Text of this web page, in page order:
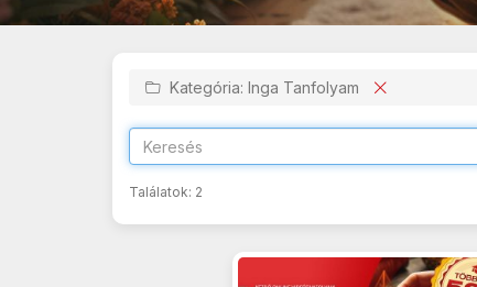
Kategória: Inga Tanfolyam
Találatok: 2